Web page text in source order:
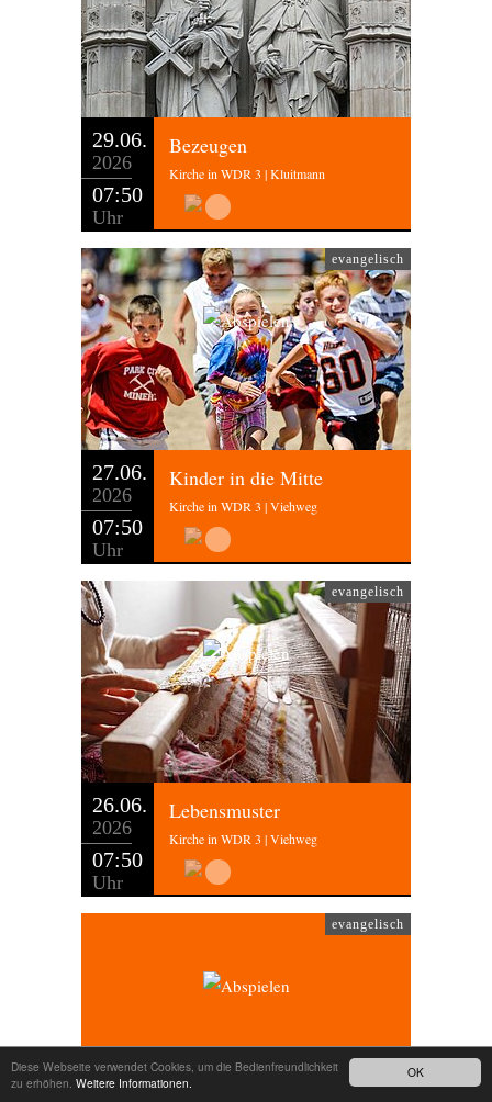
OK
Diese Webseite verwendet Cookies, um die Bedienfreundlichkeit
zu erhöhen. Weitere Informationen.
29.06.
2026
07:50
Uhr
Bezeugen
Kirche in WDR 3 | Kluitmann
evangelisch
27.06.
2026
07:50
Uhr
Kinder in die Mitte
Kirche in WDR 3 | Viehweg
evangelisch
26.06.
2026
07:50
Uhr
Lebensmuster
Kirche in WDR 3 | Viehweg
evangelisch